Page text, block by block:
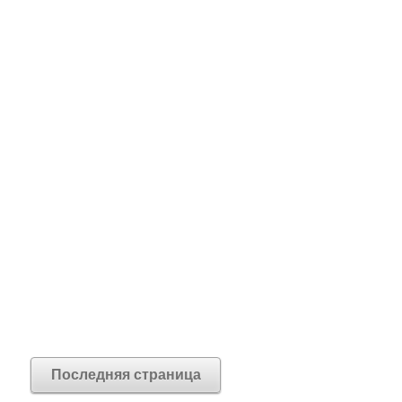
Последняя страница